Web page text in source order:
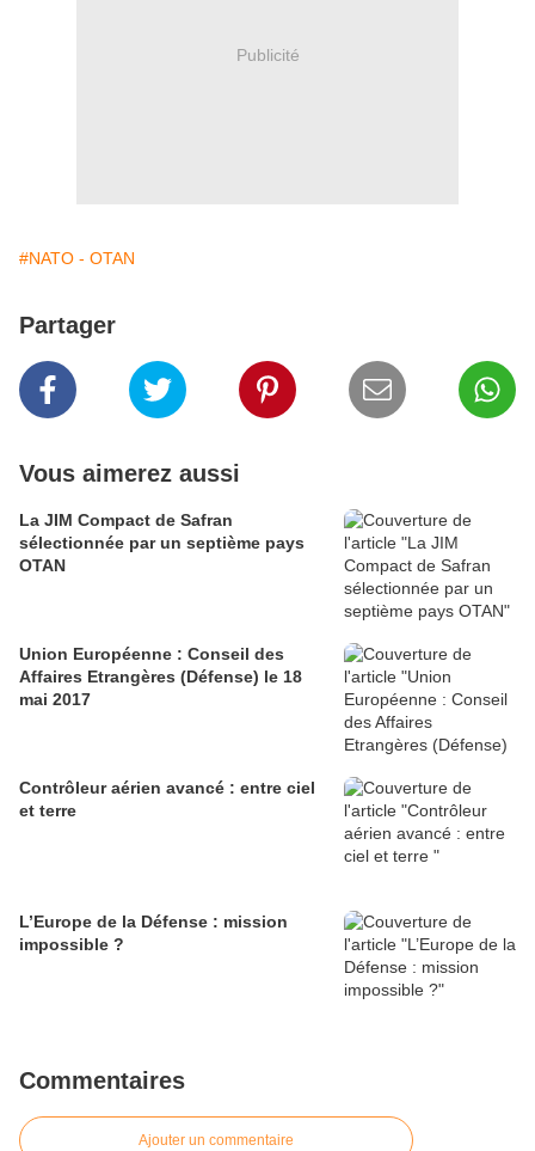
Publicité
#NATO - OTAN
Partager
Vous aimerez aussi
La JIM Compact de Safran
sélectionnée par un septième pays
OTAN
Union Européenne : Conseil des
Affaires Etrangères (Défense) le 18
mai 2017
Contrôleur aérien avancé : entre ciel
et terre
L’Europe de la Défense : mission
impossible ?
Commentaires
Ajouter un commentaire